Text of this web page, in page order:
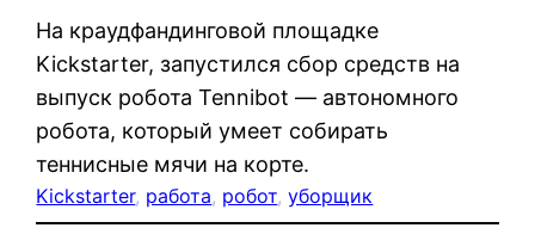
На краудфандинговой площадке
Kickstarter, запустился сбор средств на
выпуск робота Tennibot — автономного
робота, который умеет собирать
теннисные мячи на корте.
Kickstarter, работа, робот, уборщик